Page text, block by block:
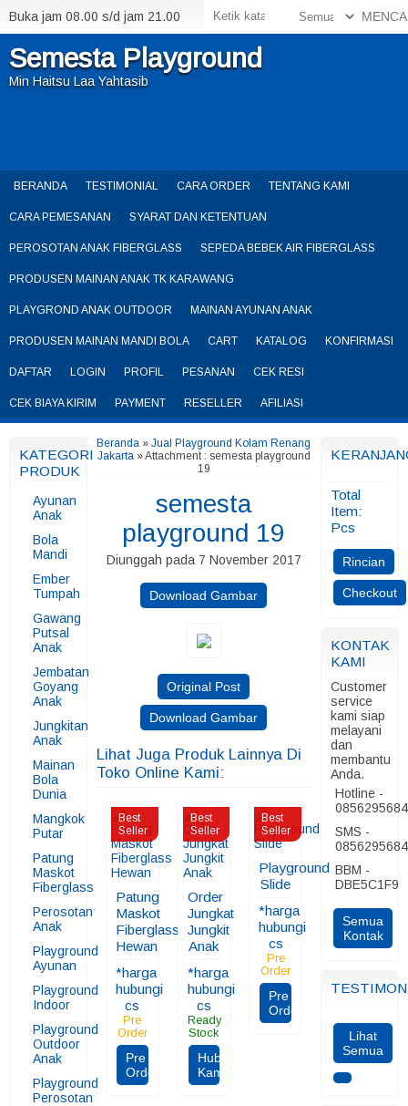
Buka jam 08.00 s/d jam 21.00
Semesta Playground
Min Haitsu Laa Yahtasib
BERANDA TESTIMONIAL CARA ORDER TENTANG KAMI
CARA PEMESANAN SYARAT DAN KETENTUAN
PEROSOTAN ANAK FIBERGLASS SEPEDA BEBEK AIR FIBERGLASS
PRODUSEN MAINAN ANAK TK KARAWANG
PLAYGROND ANAK OUTDOOR MAINAN AYUNAN ANAK
PRODUSEN MAINAN MANDI BOLA CART KATALOG KONFIRMASI
DAFTAR LOGIN PROFIL PESANAN CEK RESI
CEK BIAYA KIRIM PAYMENT RESELLER AFILIASI
KATEGORI
PRODUK
Ayunan
Anak
Bola
Mandi
Ember
Tumpah
Gawang
Putsal
Anak
Jembatan
Goyang
Anak
Jungkitan
Anak
Mainan
Bola
Dunia
Mangkok
Putar
Patung
Maskot
Fiberglass
Perosotan
Anak
Playground
Ayunan
Playground
Indoor
Playground
Outdoor
Anak
Playground
Perosotan
Beranda »Jual Playground Kolam Renang
Jakarta» Attachment : semesta playground
19
semesta
playground 19
Diunggah pada 7 November 2017
Download Gambar
Original Post
Download Gambar
Lihat Juga Produk Lainnya Di
Toko Online Kami:
Best
Seller
Patung
Maskot
Fiberglass
Hewan
*harga
hubungi
cs
Pre
Order
Pre
Order
Best
Seller
Order
Jungkat
Jungkit
Anak
*harga
hubungi
cs
Ready
Stock
Hubungi
Kami
Best
Seller
Playground
Slide
*harga
hubungi
cs
Pre
Order
Pre
Order
Total
Item:
Pcs
Rincian
Checkout
KONTAK
KAMI
Customer
service
kami siap
melayani
dan
membantu
Anda.
Hotline -
SMS -
BBM -
DBE5C1F9
Semua
Kontak
Lihat
Semua